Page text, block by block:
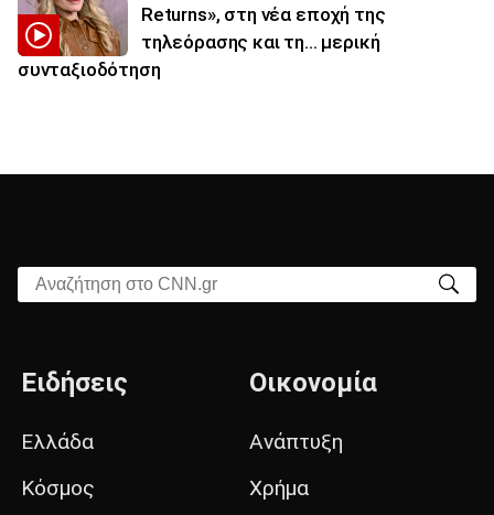
Returns», στη νέα εποχή της
τηλεόρασης και τη... μερική
συνταξιοδότηση
Αναζήτηση στο CNN.gr
Ειδήσεις
Ελλάδα
Κόσμος
Οικονομία
Ανάπτυξη
Χρήμα